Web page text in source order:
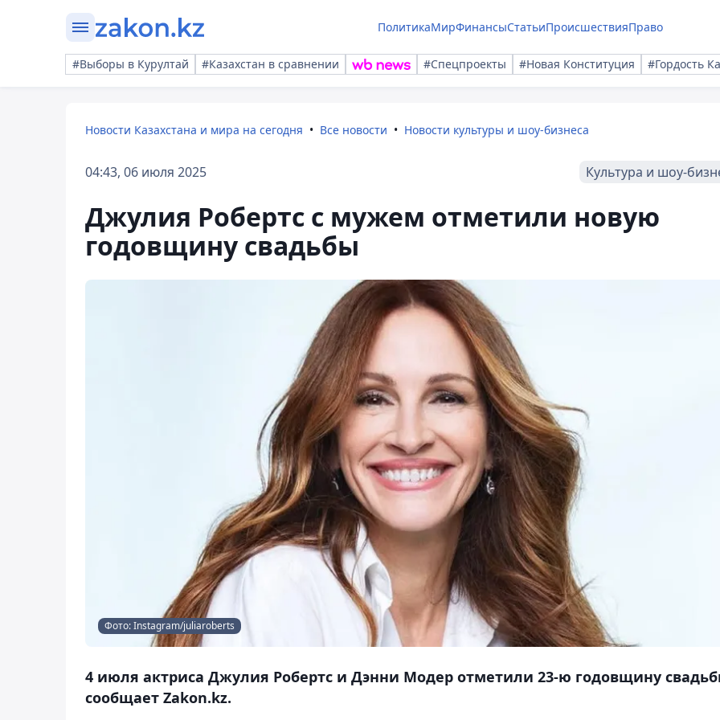
ПолитикаМирФинансыСтатьиПроисшествияПраво
#Выборы в Курултай #Казахстан в сравнении #Спецпроекты #Новая Конституция #Гордость
Новости Казахстана и мира на сегодня Все новости Новости культуры и шоу-бизнеса
04:43, 06 июля 2025 Культура и шоу-
Джулия Робертс с мужем отметили новую
годовщину свадьбы
Фото: Instagram/juliaroberts
4 июля актриса Джулия Робертс и Дэнни Модер отметили 23-ю годовщину
сообщает Zakon.kz.